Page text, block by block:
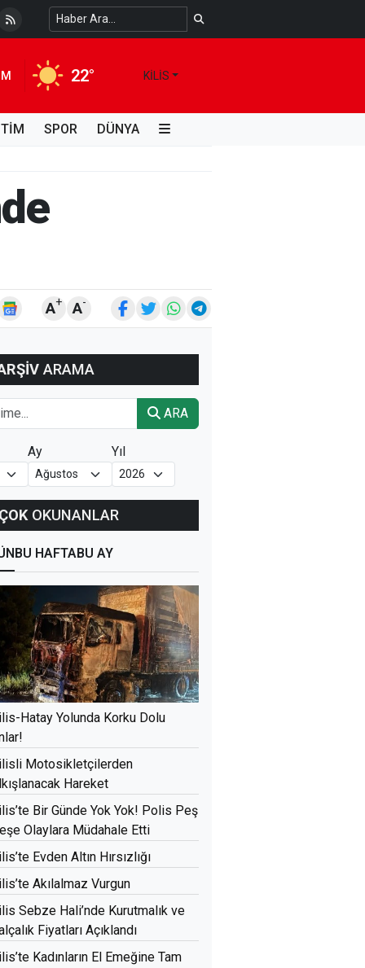
Temiz Suya Erişimde Kalıcı Bir Çözüm
22° KILIS
SPOR DÜNYA
A+ A-
ARAMA
ARA
Ay Yıl
OKUNANLAR
BU HAFTABU AY
Hatay Yolunda Korku Dolu
Motosikletçilerden
Hareket
Bir Günde Yok Yok! Polis Peş
Olaylara Müdahale Etti
Evden Altın Hırsızlığı
Akılalmaz Vurgun
Sebze Hali’nde Kurutmalık ve
Fiyatları Açıklandı
Kadınların El Emeğine Tam